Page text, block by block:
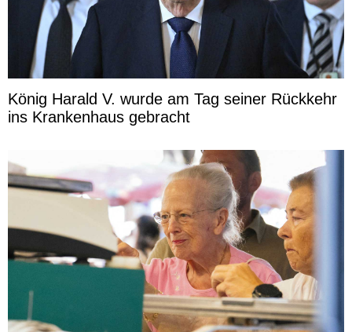
König Harald V. wurde am Tag seiner Rückkehr
ins Krankenhaus gebracht